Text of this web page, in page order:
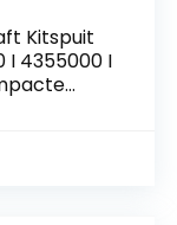
Kitspuit
I 4355000 I